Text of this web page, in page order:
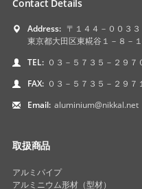
Contact Details
Address: 〒１４４－００３３
東京都大田区東糀谷１－８－
TEL: ０３－５７３５－２９７
FAX: ０３－５７３５－２９７
Email: aluminium@nikkal.net
取扱商品
アルミパイプ
アルミニウム形材（型材）